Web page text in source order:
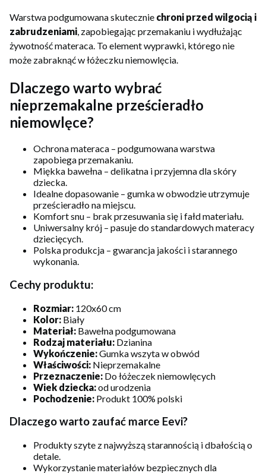
Warstwa podgumowana skutecznie chroni przed wilgocią i
zabrudzeniami, zapobiegając przemakaniu i wydłużając
żywotność materaca. To element wyprawki, którego nie
może zabraknąć w łóżeczku niemowlęcia.
Dlaczego warto wybrać
nieprzemakalne prześcieradło
niemowlęce?
Ochrona materaca – podgumowana warstwa
zapobiega przemakaniu.
Miękka bawełna – delikatna i przyjemna dla skóry
dziecka.
Idealne dopasowanie – gumka w obwodzie utrzymuje
prześcieradło na miejscu.
Komfort snu – brak przesuwania się i fałd materiału.
Uniwersalny krój – pasuje do standardowych materacy
dziecięcych.
Polska produkcja – gwarancja jakości i starannego
wykonania.
Cechy produktu:
Rozmiar: 120x60 cm
Kolor: Biały
Materiał: Bawełna podgumowana
Rodzaj materiału: Dzianina
Wykończenie:Gumka wszyta w obwód
Właściwości: Nieprzemakalne
Przeznaczenie: Do łóżeczek niemowlęcych
Wiek dziecka:od urodzenia
Pochodzenie: Produkt 100% polski
Dlaczego warto zaufać marce Eevi?
Produkty szyte z najwyższą starannością i dbałością o
detale.
Wykorzystanie materiałów bezpiecznych dla